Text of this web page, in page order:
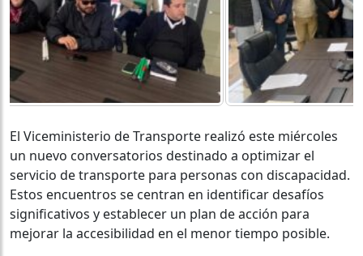
El Viceministerio de Transporte realizó este miércoles
un nuevo conversatorios destinado a optimizar el
servicio de transporte para personas con discapacidad.
Estos encuentros se centran en identificar desafíos
significativos y establecer un plan de acción para
mejorar la accesibilidad en el menor tiempo posible.